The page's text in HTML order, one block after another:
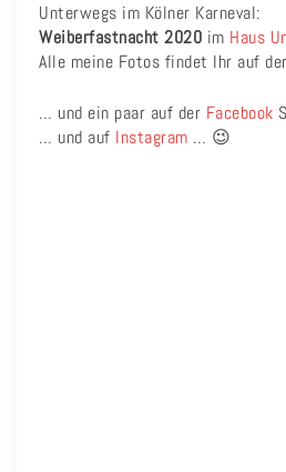
Unterwegs im Kölner Karneval:
Weiberfastnacht 2020 im Haus
Alle meine Fotos findet Ihr auf
… und ein paar auf der Facebook
… und auf Instagram … 😉